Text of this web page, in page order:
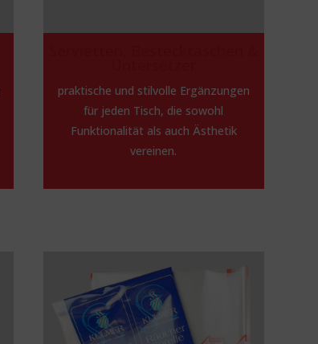
praktische und stilvolle Ergänzungen
für jeden Tisch, die sowohl
Funktionalität als auch Ästhetik
vereinen.